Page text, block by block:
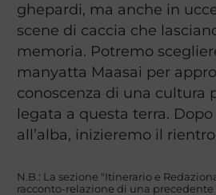
ghepardi, ma anche in
scene di caccia che
memoria. Potremo
manyatta Maasai per
conoscenza di una cultura
legata a questa terra. Dopo
all’alba, inizieremo il
N.B.: La sezione "Itinerario e
racconto-relazione di una